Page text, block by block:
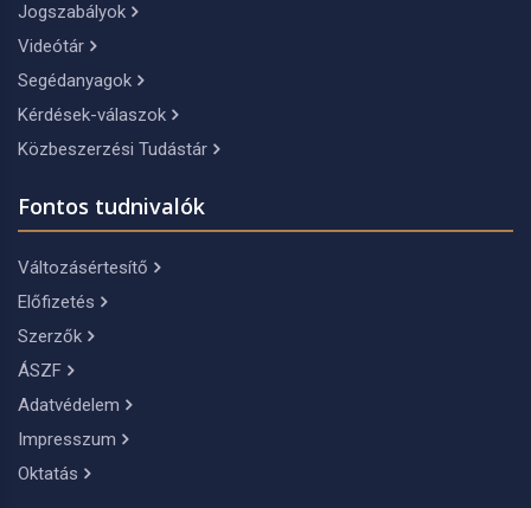
Jogszabályok
Videótár
Segédanyagok
Kérdések-válaszok
Közbeszerzési Tudástár
Fontos tudnivalók
Változásértesítő
Előfizetés
Szerzők
ÁSZF
Adatvédelem
Impresszum
Oktatás